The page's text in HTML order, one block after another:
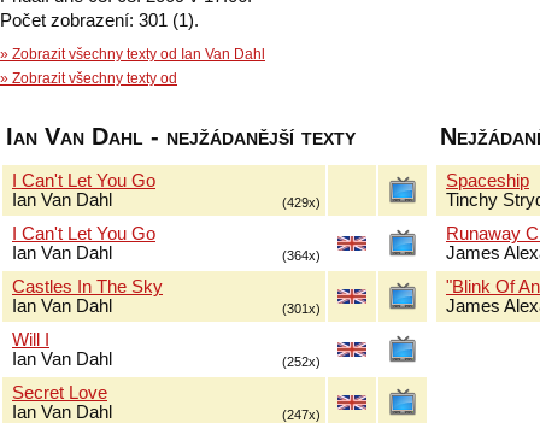
Počet zobrazení: 301 (1).
» Zobrazit všechny texty od Ian Van Dahl
» Zobrazit všechny texty od
Ian Van Dahl - nejžádanější texty
I Can't Let You Go
Ian Van Dahl
(429x)
I Can't Let You Go
Ian Van Dahl
(364x)
Castles In The Sky
Ian Van Dahl
(301x)
Will I
Ian Van Dahl
(252x)
Secret Love
Ian Van Dahl
(247x)
Spaceship
Tinchy
Runaway
James
"Blink Of
James